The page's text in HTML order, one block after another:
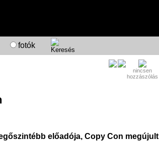
fotók
nincsen
hozzászólás
előadója, Copy Con megújult